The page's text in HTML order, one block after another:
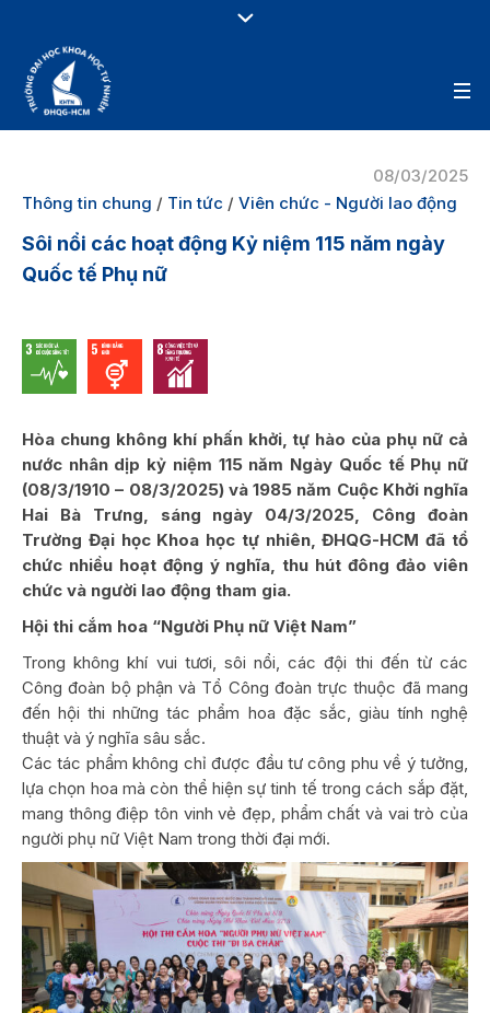
08/03/2025
Thông tin chung / Tin tức / Viên chức - Người lao động
Sôi nổi các hoạt động Kỷ niệm 115 năm ngày
Quốc tế Phụ nữ
Hòa chung không khí phấn khởi, tự hào của phụ nữ cả
nước nhân dịp kỷ niệm 115 năm Ngày Quốc tế Phụ nữ
(08/3/1910 – 08/3/2025) và 1985 năm Cuộc Khởi nghĩa
Hai Bà Trưng, sáng ngày 04/3/2025, Công đoàn
Trường Đại học Khoa học tự nhiên, ĐHQG-HCM đã tổ
chức nhiều hoạt động ý nghĩa, thu hút đông đảo viên
chức và người lao động tham gia.
Hội thi cắm hoa “Người Phụ nữ Việt Nam”
Trong không khí vui tươi, sôi nổi, các đội thi đến từ các
Công đoàn bộ phận và Tổ Công đoàn trực thuộc đã mang
đến hội thi những tác phẩm hoa đặc sắc, giàu tính nghệ
thuật và ý nghĩa sâu sắc.
Các tác phẩm không chỉ được đầu tư công phu về ý tưởng,
lựa chọn hoa mà còn thể hiện sự tinh tế trong cách sắp đặt,
mang thông điệp tôn vinh vẻ đẹp, phẩm chất và vai trò của
người phụ nữ Việt Nam trong thời đại mới.